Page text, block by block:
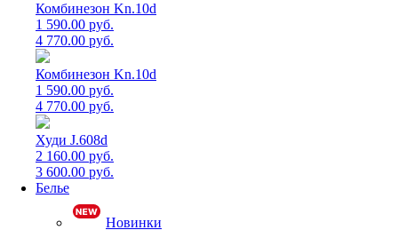
Комбинезон Kn.10d
1 590.00 руб.
4 770.00 руб.
Комбинезон Kn.10d
1 590.00 руб.
4 770.00 руб.
Худи J.608d
2 160.00 руб.
3 600.00 руб.
Белье
Новинки